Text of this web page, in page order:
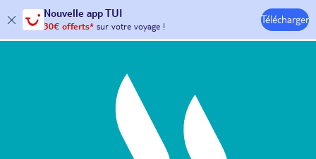
Nouvelle app TUI
30€ offerts*sur votre voyage !
avec le code :HAPPYAPP
Télécharger
Hôtels & Clubs